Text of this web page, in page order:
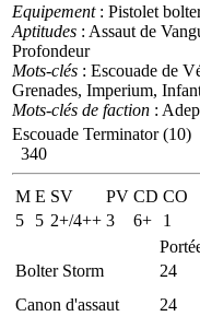
Equipement: Pistolet
Aptitudes : Assaut de
Profondeur
Mots-clés : Escouade de
Grenades, Imperium,
Mots-clés de faction :
Escouade Terminator (10)
340
M E SV PV CD CO
5
5 2+/4++ 3 6+
1
Bolter Storm
24
Canon d'assaut
24